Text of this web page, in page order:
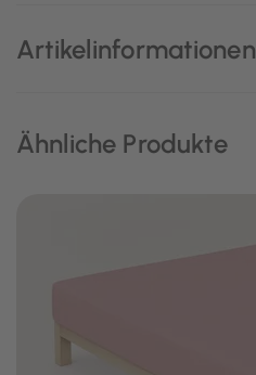
Artikelinformationen